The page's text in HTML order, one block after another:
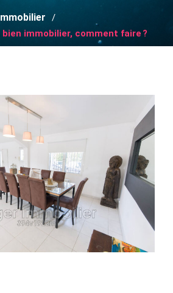
bien immobilier, comment faire ?